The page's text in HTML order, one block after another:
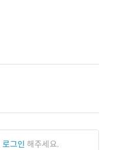
로그인 해주세요.